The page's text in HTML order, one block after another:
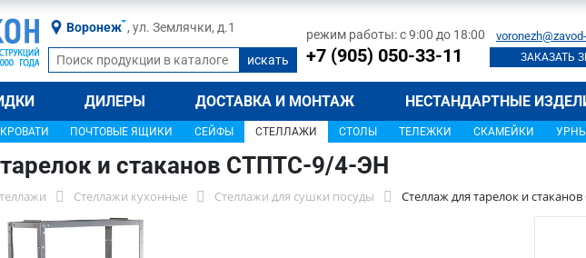
Воронеж , ул. Землячки, д.1 режим работы: с 9:00 до 18:00
+7 (905) 050-33-11 ЗАКАЗАТЬ
ДИЛЕРЫ ДОСТАВКА И МОНТАЖ НЕСТАНДАРТНЫЕ
КРОВАТИ ПОЧТОВЫЕ ЯЩИКИ СЕЙФЫ СТЕЛЛАЖИ СТОЛЫ ТЕЛЕЖКИ СКАМЕЙКИ УРНЫ
и стаканов СТПТС-9/4-ЭН
Стеллажи кухонные Стеллажи для сушки посуды Стеллаж для тарелок и